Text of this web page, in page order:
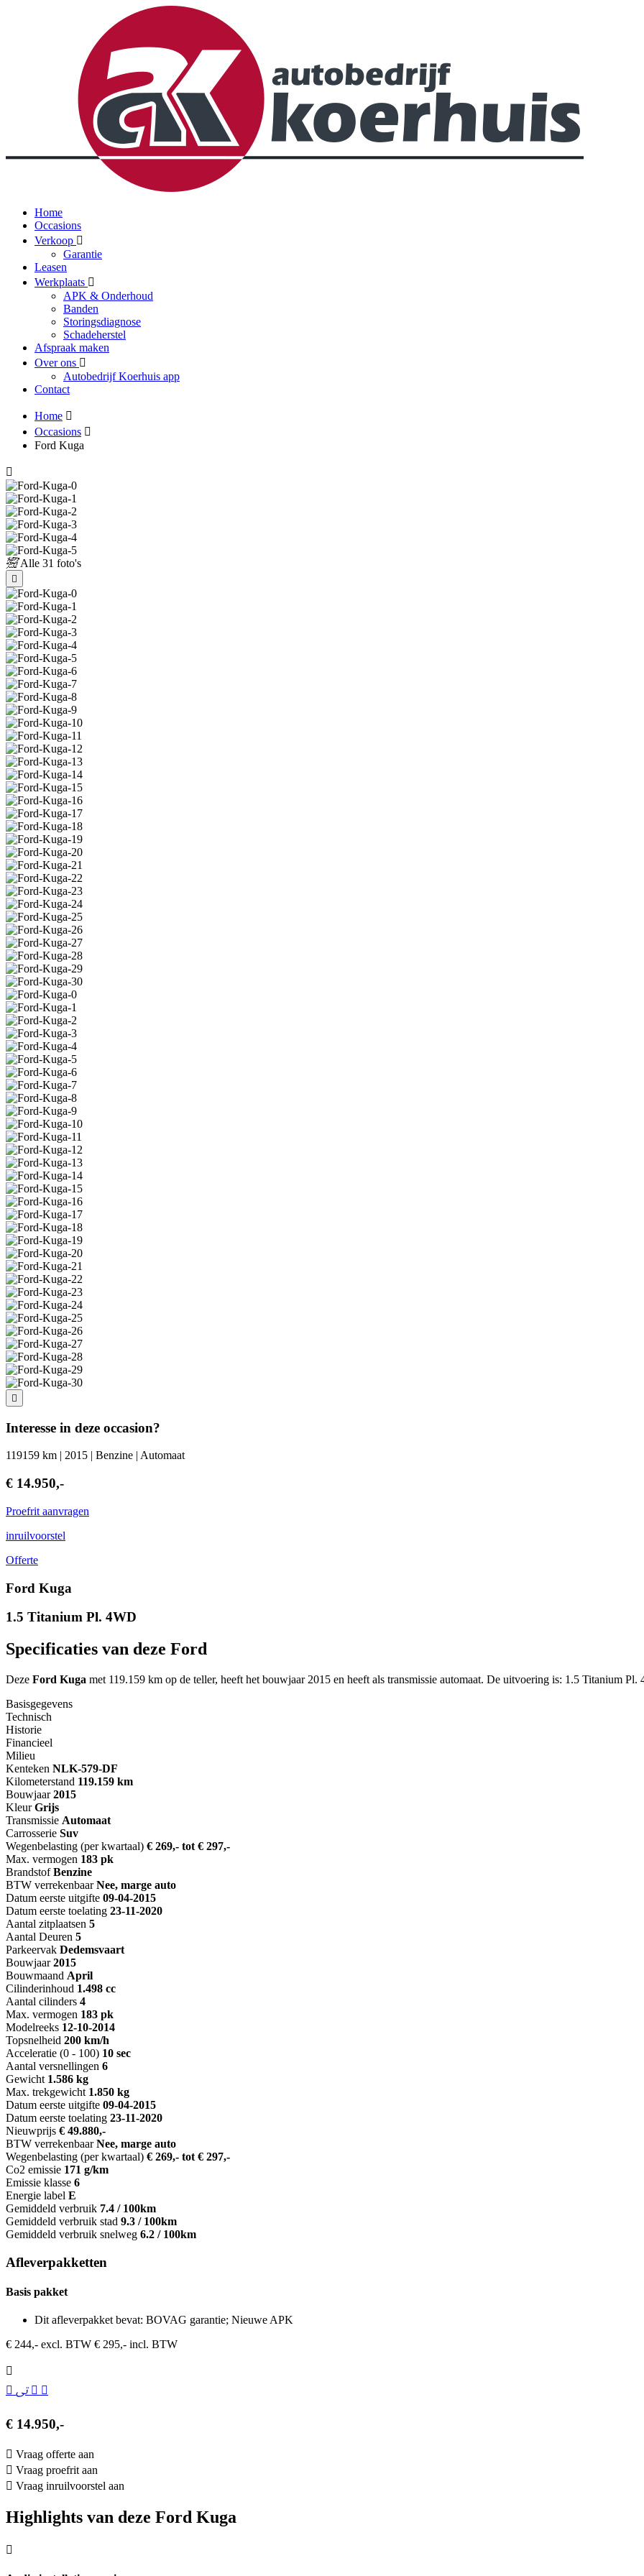
Home
Occasions
Verkoop
Garantie
Leasen
Werkplaats
APK & Onderhoud
Banden
Storingsdiagnose
Schadeherstel
Afspraak maken
Over ons
Autobedrijf Koerhuis app
Contact
Home
Occasions
Ford Kuga
Alle 31 foto's
Interesse in deze occasion?
119159 km | 2015 | Benzine | Automaat
€ 14.950,-
Proefrit aanvragen
inruilvoorstel
Offerte
Ford Kuga
1.5 Titanium Pl. 4WD
Specificaties van deze Ford
Deze Ford Kuga met 119.159 km op de teller, heeft het bouwjaar 2015 en heeft als transmissie automaat. De uitvoering is: 1.5 Titanium Pl.
Basisgegevens
Technisch
Historie
Financieel
Milieu
Kenteken NLK-579-DF
Kilometerstand 119.159 km
Bouwjaar 2015
Kleur Grijs
Transmissie Automaat
Carrosserie Suv
Wegenbelasting (per kwartaal) € 269,- tot € 297,-
Max. vermogen 183 pk
Brandstof Benzine
BTW verrekenbaar Nee, marge auto
Datum eerste uitgifte 09-04-2015
Datum eerste toelating 23-11-2020
Aantal zitplaatsen 5
Aantal Deuren 5
Parkeervak Dedemsvaart
Bouwjaar 2015
Bouwmaand April
Cilinderinhoud 1.498 cc
Aantal cilinders 4
Max. vermogen 183 pk
Modelreeks 12-10-2014
Topsnelheid 200 km/h
Acceleratie (0 - 100) 10 sec
Aantal versnellingen 6
Gewicht 1.586 kg
Max. trekgewicht 1.850 kg
Datum eerste uitgifte 09-04-2015
Datum eerste toelating 23-11-2020
Nieuwprijs € 49.880,-
BTW verrekenbaar Nee, marge auto
Wegenbelasting (per kwartaal) € 269,- tot € 297,-
Co2 emissie 171 g/km
Emissie klasse 6
Energie label E
Gemiddeld verbruik 7.4 / 100km
Gemiddeld verbruik stad 9.3 / 100km
Gemiddeld verbruik snelweg 6.2 / 100km
Afleverpakketten
Basis pakket
Dit afleverpakket bevat: BOVAG garantie; Nieuwe APK
€ 244,- excl. BTW € 295,- incl. BTW
€ 14.950,-
Vraag offerte aan
Vraag proefrit aan
Vraag inruilvoorstel aan
Highlights van deze Ford Kuga